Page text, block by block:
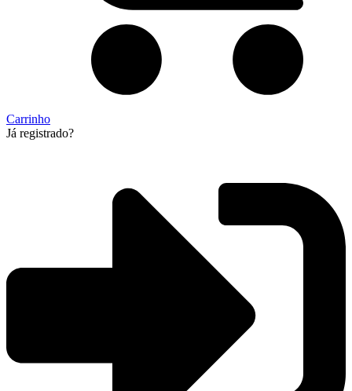
Carrinho
Já registrado?